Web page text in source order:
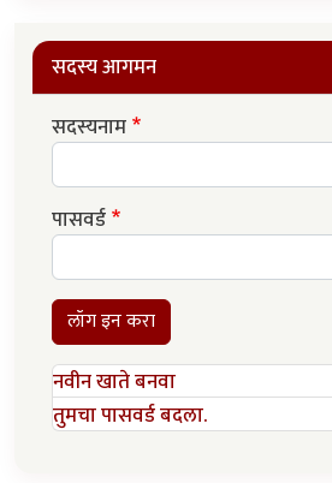
सदस्य आगमन
सदस्यनाम
पासवर्ड
लॉग इन करा
नवीन खाते बनवा
तुमचा पासवर्ड बदला.